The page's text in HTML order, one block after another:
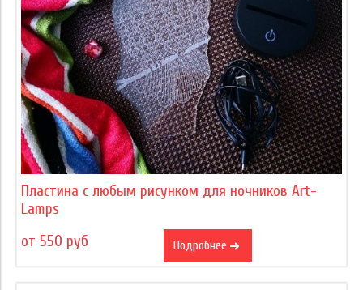
Пластина с любым рисунком для ночников Art-
Lamps
от 550 руб
Подробнее